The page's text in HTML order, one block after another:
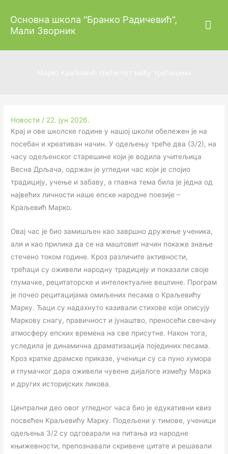
садржај
Основна школа "Бранко Радичевић",
Мали Зворник
Новости / 22. јун 2026.
Крај и ове школске године у нашој школи обележен је на
посебан и креативан начин. У одељењу треће два (3/2), на
часу одељенског старешине који је водила учитељица
Весна Дрљача, одржан је угледни час који је спојио
традицију, учење и забаву, а главна тема била је једна од
највећих личности наше епске народне поезије –
Краљевић Марко.
Овај час је био замишљен као завршно дружење ученика,
али и као прилика да се на маштовит начин покаже знање
стечено током године. Кроз различите активности,
трећаци су оживели народну традицију и показали своје
глумачке, рецитаторске и интелектуалне вештине. Програм
је почео рецитацијама омиљених песама о Краљевићу
Марку. Ђаци су надахнуто казивали стихове који описују
Маркову снагу, правичност и јунаштво, преносећи свечану
атмосферу епских времена на све присутне. Након тога,
уследила је динамична драматизација појединих песама.
Кроз кратке драмске приказе, ученици су са пуно хумора
и глумачког дара оживели чувене дијалоге између Марка
и других историјских ликова.
Централни део овог угледног часа био је едукативни квиз
посвећен Краљевићу Марку. Подељени у тимове, ученици
одељења 3/2 су одговарали на питања из народне
књижевности, препознавали скривене цитате и решавали